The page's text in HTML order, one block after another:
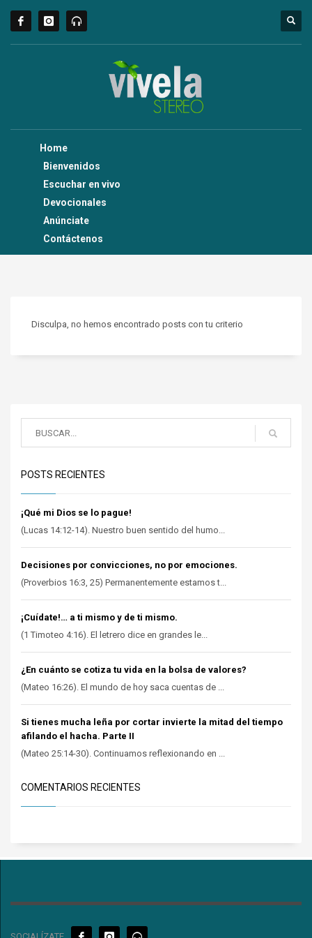
Home
Bienvenidos
Escuchar en vivo
Devocionales
Anúnciate
Contáctenos
Disculpa, no hemos encontrado posts con tu criterio
POSTS RECIENTES
¡Qué mi Dios se lo pague!
(Lucas 14:12-14). Nuestro buen sentido del humo...
Decisiones por convicciones, no por emociones.
(Proverbios 16:3, 25) Permanentemente estamos t...
¡Cuídate!… a ti mismo y de ti mismo.
(1 Timoteo 4:16). El letrero dice en grandes le...
¿En cuánto se cotiza tu vida en la bolsa de valores?
(Mateo 16:26). El mundo de hoy saca cuentas de ...
Si tienes mucha leña por cortar invierte la mitad del tiempo
afilando el hacha. Parte II
(Mateo 25:14-30). Continuamos reflexionando en ...
COMENTARIOS RECIENTES